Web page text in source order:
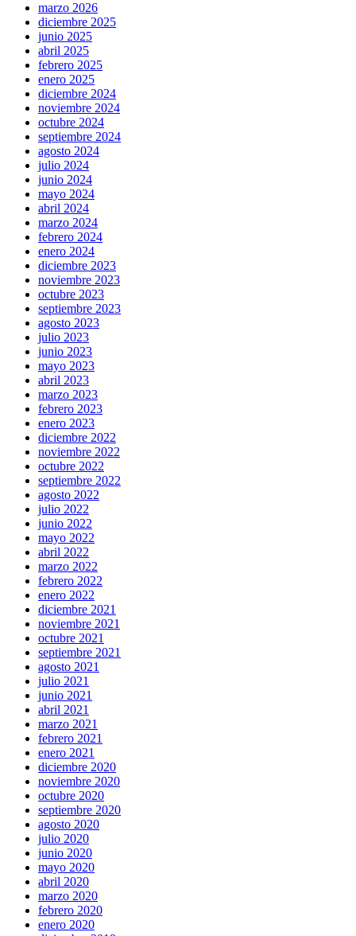
marzo 2026
diciembre 2025
junio 2025
abril 2025
febrero 2025
enero 2025
diciembre 2024
noviembre 2024
octubre 2024
septiembre 2024
agosto 2024
julio 2024
junio 2024
mayo 2024
abril 2024
marzo 2024
febrero 2024
enero 2024
diciembre 2023
noviembre 2023
octubre 2023
septiembre 2023
agosto 2023
julio 2023
junio 2023
mayo 2023
abril 2023
marzo 2023
febrero 2023
enero 2023
diciembre 2022
noviembre 2022
octubre 2022
septiembre 2022
agosto 2022
julio 2022
junio 2022
mayo 2022
abril 2022
marzo 2022
febrero 2022
enero 2022
diciembre 2021
noviembre 2021
octubre 2021
septiembre 2021
agosto 2021
julio 2021
junio 2021
abril 2021
marzo 2021
febrero 2021
enero 2021
diciembre 2020
noviembre 2020
octubre 2020
septiembre 2020
agosto 2020
julio 2020
junio 2020
mayo 2020
abril 2020
marzo 2020
febrero 2020
enero 2020